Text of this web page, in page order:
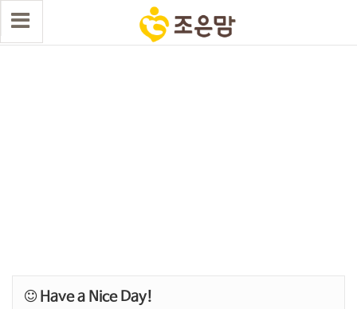
Have a Nice Day!